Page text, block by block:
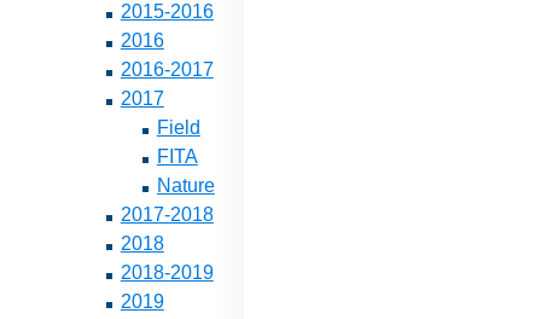
2015-2016
2016
2016-2017
2017
Field
FITA
Nature
2017-2018
2018
2018-2019
2019